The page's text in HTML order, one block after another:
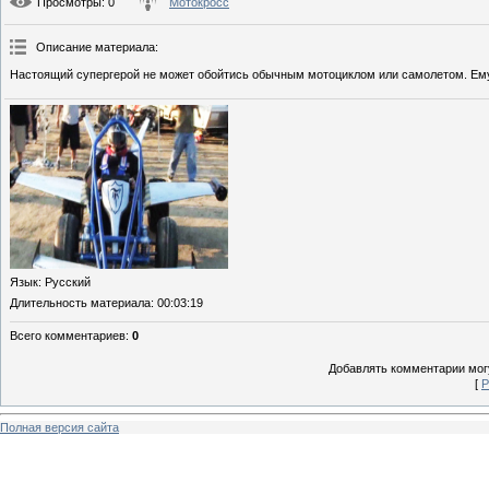
Описание материала:
Настоящий супергерой не может обойтись обычным мотоциклом или самолетом.
Язык: Русский
Длительность материала: 00:03:19
Всего комментариев: 0
Добавлять комментарии
[
Полная версия сайта